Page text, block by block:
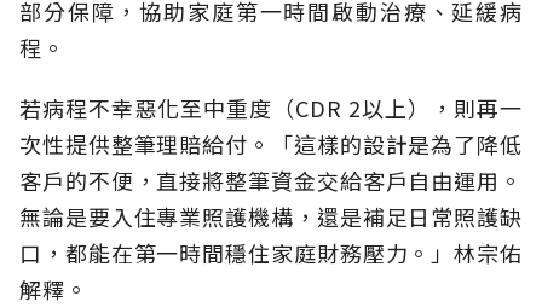
部分保障，協助家庭第一時間啟動治療、延緩病
程。
若病程不幸惡化至中重度（CDR 2以上），則再一
次性提供整筆理賠給付。「這樣的設計是為了降低
客戶的不便，直接將整筆資金交給客戶自由運用。
無論是要入住專業照護機構，還是補足日常照護缺
口，都能在第一時間穩住家庭財務壓力。」林宗佑
解釋。